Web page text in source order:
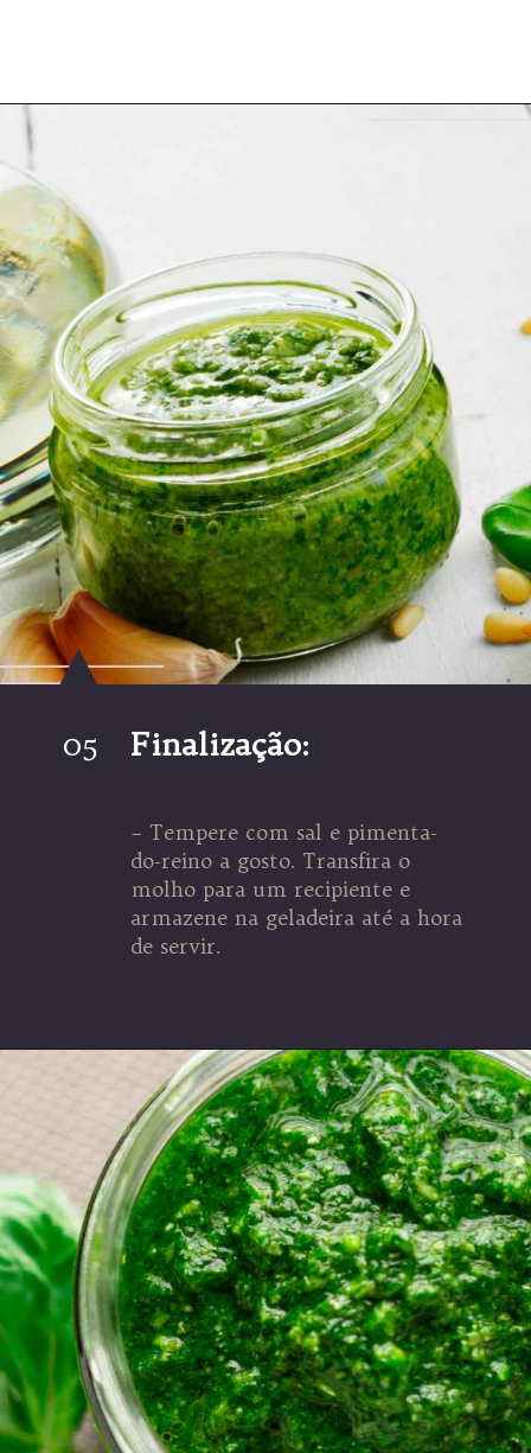
Finalização:
05
– Tempere com sal e pimenta-
do-reino a gosto. Transfira o
molho para um recipiente e
armazene na geladeira até a hora
de servir.
https://espaconatelie.com.br/receita-de-molho-pesto-tradicional/